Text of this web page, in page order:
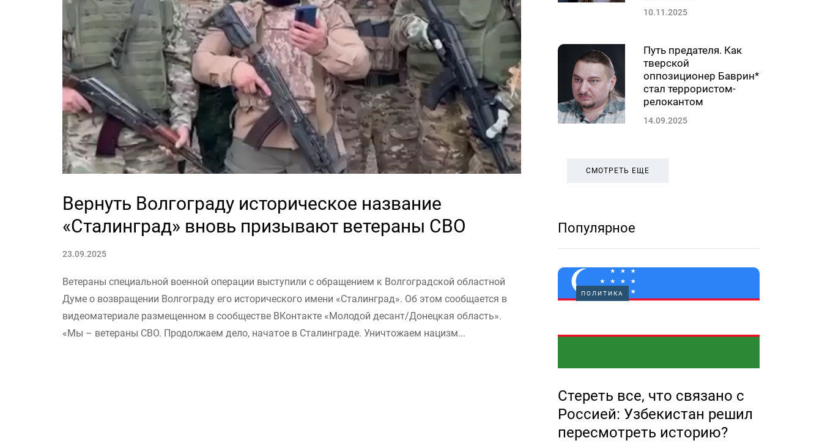
Вернуть Волгограду историческое название
«Сталинград» вновь призывают ветераны СВО
23.09.2025
Ветераны специальной военной операции выступили с обращением к Волгоградской областной
Думе о возвращении Волгограду его исторического имени «Сталинград». Об этом сообщается в
видеоматериале размещенном в сообществе ВКонтакте «Молодой десант/Донецкая область».
«Мы – ветераны СВО. Продолжаем дело, начатое в Сталинграде. Уничтожаем нацизм...
10.11.2025
Путь предателя. Как
тверской
оппозиционер Баврин*
стал террористом-
релокантом
14.09.2025
СМОТРЕТЬ ЕЩЕ
Популярное
ПОЛИТИКА
Стереть все, что связано с
Россией: Узбекистан решил
пересмотреть историю?